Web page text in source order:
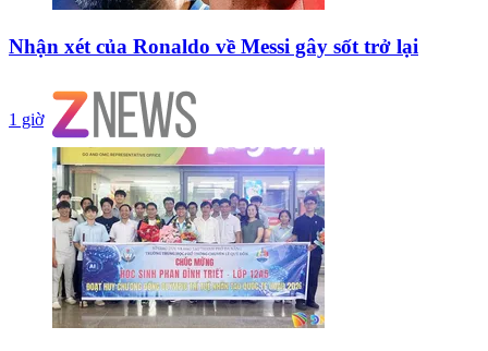
Nhận xét của Ronaldo về Messi gây sốt trở lại
1 giờ